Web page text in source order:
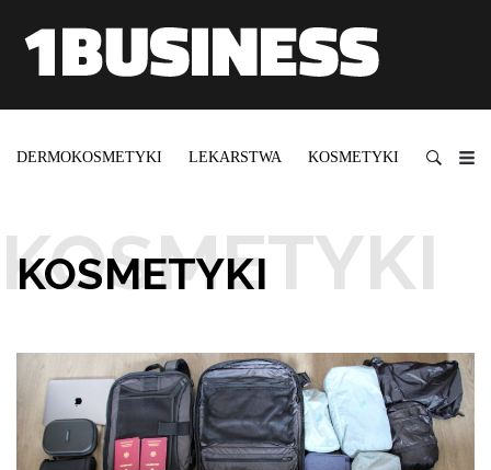
DERMOKOSMETYKI LEKARSTWA KOSMETYKI
KOSMETYKI